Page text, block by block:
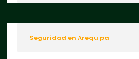
Seguridad en Arequipa